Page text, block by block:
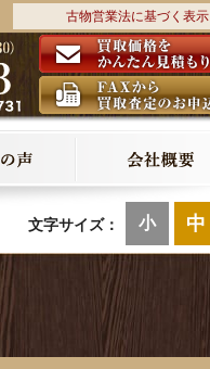
古物営業法に基づく表示
文字サイズ： 小 中